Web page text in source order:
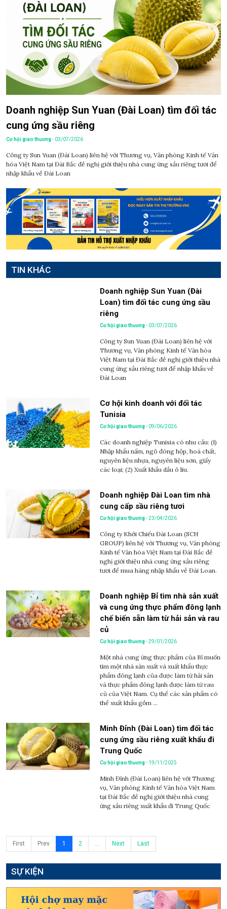
Doanh nghiệp Sun Yuan (Đài Loan) tìm đối tác
cung ứng sầu riêng
Cơ hội giao thương- 03/07/2026
Công ty Sun Yuan (Đài Loan) liên hệ với Thương vụ, Văn phòng Kinh tế Văn
hóa Việt Nam tại Đài Bắc đề nghị giới thiệu nhà cung ứng sầu riêng tươi để
nhập khẩu về Đài Loan
TIN KHÁC
Doanh nghiệp Sun Yuan (Đài
Loan) tìm đối tác cung ứng sầu
riêng
Cơ hội giao thương- 03/07/2026
Công ty Sun Yuan (Đài Loan) liên hệ với
Thương vụ, Văn phòng Kinh tế Văn hóa
Việt Nam tại Đài Bắc đề nghị giới thiệu nhà
cung ứng sầu riêng tươi để nhập khẩu về
Đài Loan
Cơ hội kinh doanh với đối tác
Tunisia
Cơ hội giao thương- 09/06/2026
Các doanh nghiệp Tunisia có nhu cầu: (1)
Nhập khẩu nấm, ngô đóng hộp, hoá chất,
nguyên liệu nhựa, nguyên liệu sơn, giấy
các loại; (2) Xuất khẩu dầu ô liu.
Doanh nghiệp Đài Loan tìm nhà
cung cấp sầu riêng tươi
Cơ hội giao thương- 23/04/2026
Công ty Khởi Chiếu Đài Loan (SCH
GROUP) liên hệ với Thương vụ, Văn phòng
Kinh tế Văn hóa Việt Nam tại Đài Bắc đề
nghị giới thiệu nhà cung ứng sầu riêng
tươi để mua hàng nhập khẩu về Đài Loan.
Doanh nghiệp Bỉ tìm nhà sản xuất
và cung ứng thực phẩm đông lạnh
chế biến sẵn làm từ hải sản và rau
củ
Cơ hội giao thương- 29/01/2026
Một nhà cung ứng thực phẩm của Bỉ muốn
tìm một nhà sản xuất và xuất khẩu thực
phẩm đông lạnh của được làm từ hải sản
và thực phẩm đông lạnh được làm từ rau
củ của Việt Nam. Cụ thể các sản phẩm có
thể xuất khẩu gồm ...
Minh Đỉnh (Đài Loan) tìm đối tác
cung ứng sầu riêng xuất khẩu đi
Trung Quốc
Cơ hội giao thương- 19/11/2025
Minh Đỉnh (Đài Loan) liên hệ với Thương
vụ, Văn phòng Kinh tế Văn hóa Việt Nam
tại Đài Bắc đề nghị giới thiệu nhà cung
ứng sầu riêng xuất khẩu đi Trung Quốc
First Prev 1 2 Next Last
SỰ KIỆN